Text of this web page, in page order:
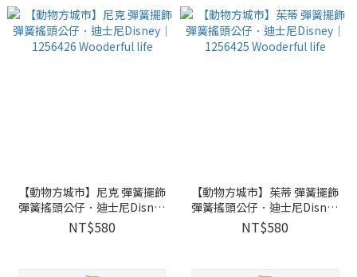
【動物方城市】尼克 彈簧擺飾
彈簧搖頭公仔．迪士尼Disney
｜1256426 Wooderful life
NT$580
【動物方城市】茱蒂 彈簧擺飾
彈簧搖頭公仔．迪士尼Disney
｜1256425 Wooderful life
NT$580